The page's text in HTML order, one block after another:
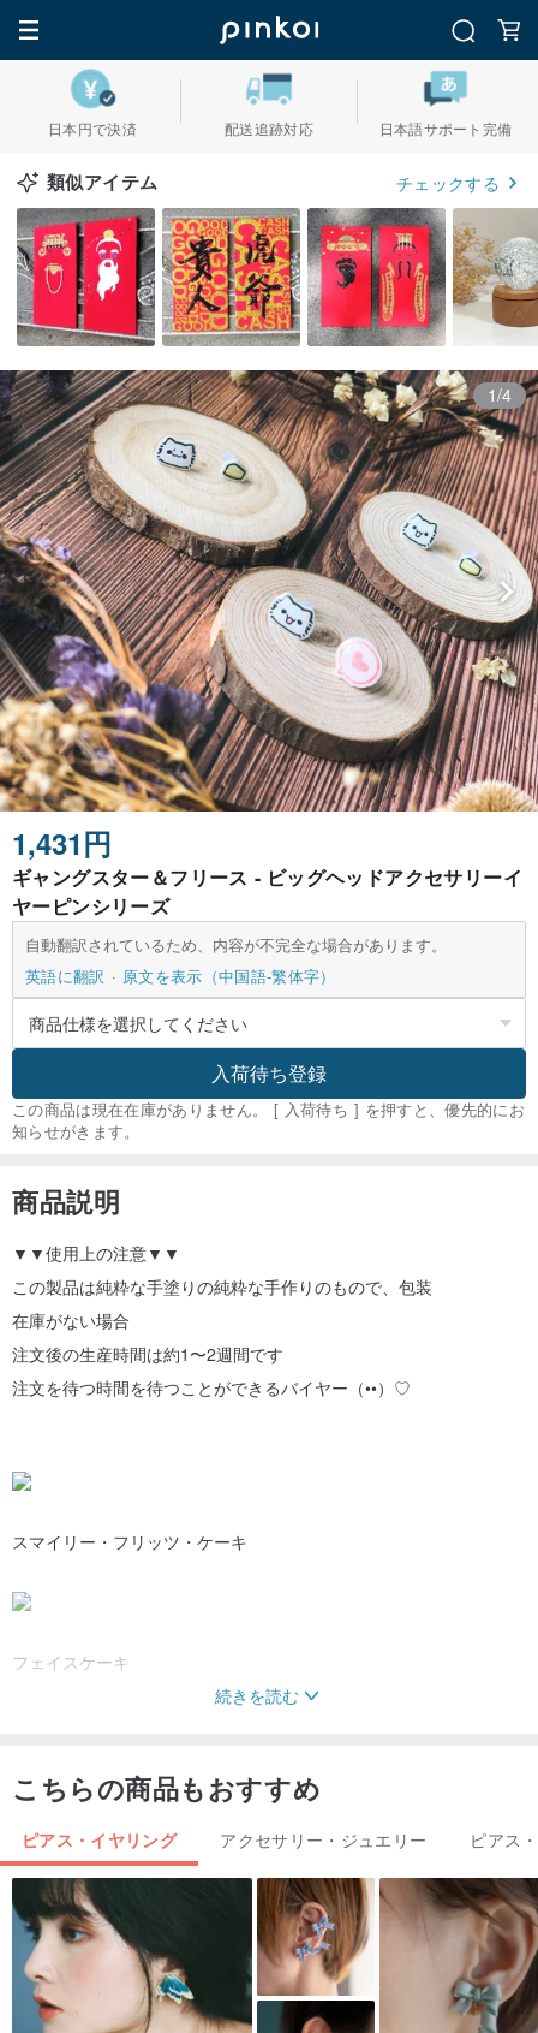
日本円で決済 配送追跡対応 日本語サポート完備
類似アイテム チェックする
1/4
1,431円
ギャングスター＆フリース - ビッグヘッドアクセサリーイ
ヤーピンシリーズ
自動翻訳されているため、内容が不完全な場合があります。
英語に翻訳
原文を表示（中国語-繁体字）
入荷待ち登録
この商品は現在在庫がありません。 [ 入荷待ち ] を押すと、優先的にお
知らせがきます。
商品説明
▼▼使用上の注意▼▼
この製品は純粋な手塗りの純粋な手作りのもので、包装
在庫がない場合
注文後の生産時間は約1〜2週間です
注文を待つ時間を待つことができるバイヤー（••）♡
スマイリー・フリッツ・ケーキ
フェイスケーキ
スマイリーヘアリー愛
サイズ：長さと幅が約1 cm
材質：エポキシ樹脂
●イヤーピンはシリコン製
●イヤリングは、販売後に返品を受け付けない衛生製品です。
続きを読む
こちらの商品もおすすめ
ピアス・イヤリング アクセサリー・ジュエリー ピアス